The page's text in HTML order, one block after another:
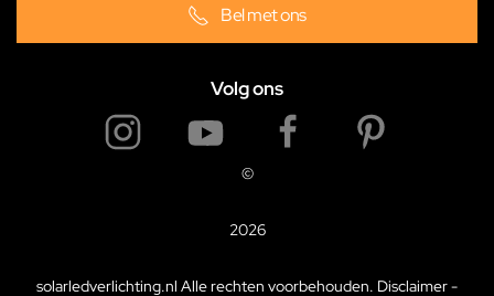
Bel met ons
Volg ons
©
2026
solarledverlichting.nl Alle rechten voorbehouden. Disclaimer-